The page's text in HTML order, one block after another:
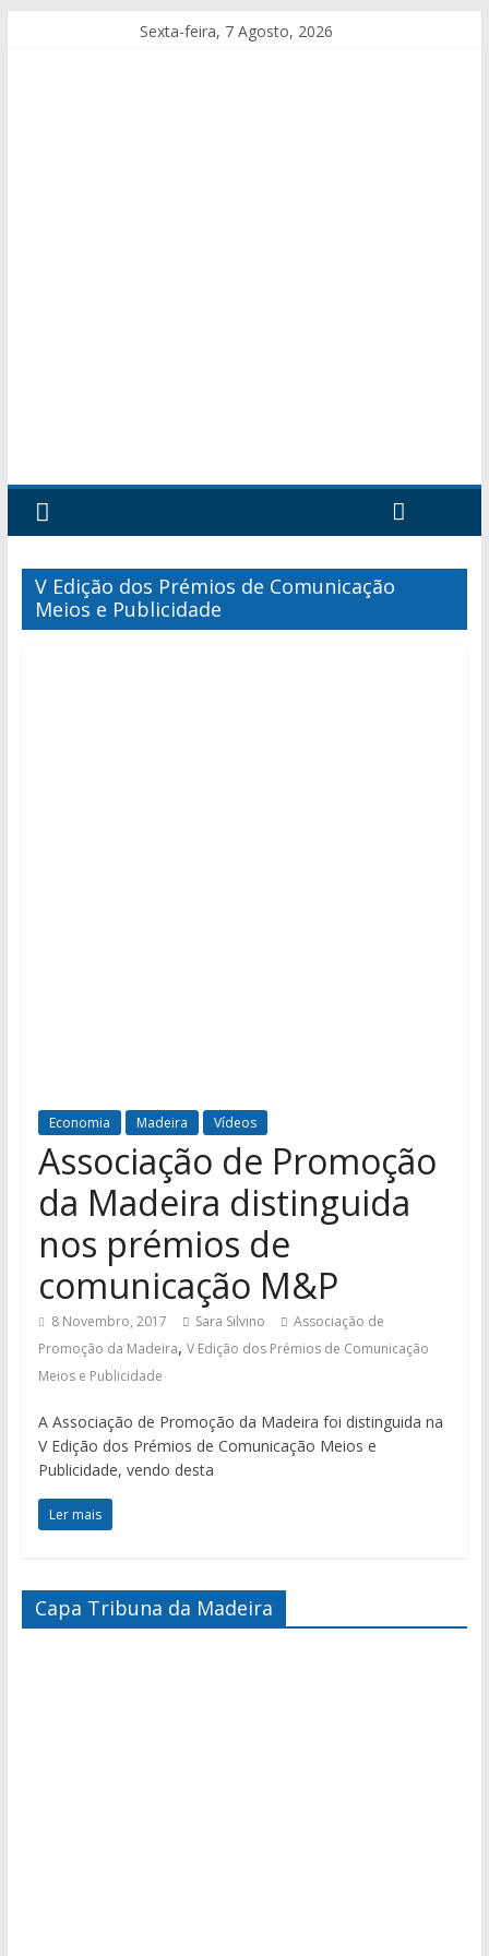
Sexta-feira, 7 Agosto, 2026
V Edição dos Prémios de Comunicação
Meios e Publicidade
Economia Madeira Vídeos
Associação de Promoção
da Madeira distinguida
nos prémios de
comunicação M&P
8 Novembro, 2017 Sara Silvino
Associação de
Promoção da Madeira, V Edição dos Prémios de Comunicação
Meios e Publicidade
A Associação de Promoção da Madeira foi distinguida na
V Edição dos Prémios de Comunicação Meios e
Publicidade, vendo desta
Ler mais
Capa Tribuna da Madeira